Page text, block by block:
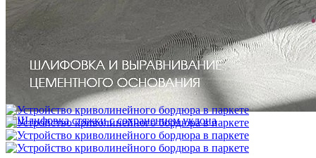
Межслойная шлифовка паркета